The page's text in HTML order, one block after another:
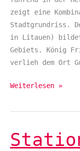
zeigt eine
Stadtgrundriss.
in Litauen)
Gebiets. König
verlieh dem Ort
Weiterlesen »
Station
8,